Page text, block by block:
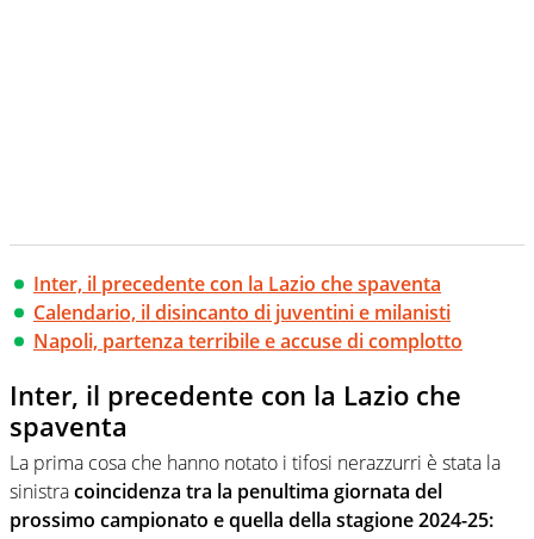
Inter, il precedente con la Lazio che spaventa
Calendario, il disincanto di juventini e milanisti
Napoli, partenza terribile e accuse di complotto
Inter, il precedente con la Lazio che
spaventa
La prima cosa che hanno notato i tifosi nerazzurri è stata la
sinistracoincidenza tra la penultima giornata del
prossimo campionato e quella della stagione 2024-25: